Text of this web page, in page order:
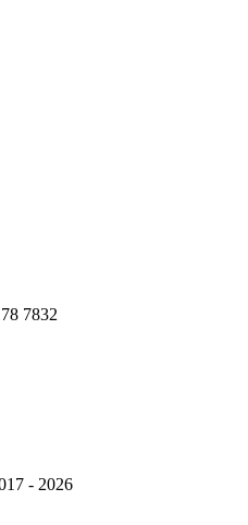
7832
- 2026